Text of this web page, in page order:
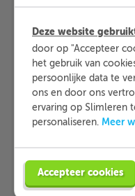
zij per persoon
persoon. Schrijf
c. Schets de
d. Hoeveel geld
mensen een
Uitwerking
a. Nu 6 mensen
Deze website
door op "Accepteer
het gebruik van
persoonlijke data te
ons en door ons
ervaring op Slimleren
personaliseren. Meer
Accepteer cookies